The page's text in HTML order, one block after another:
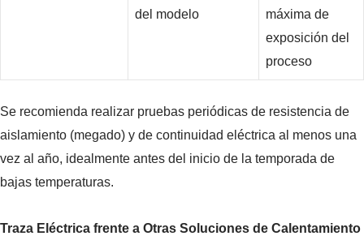
del modelo
máxima de
exposición del
proceso
Se recomienda realizar pruebas periódicas de resistencia de
aislamiento (megado) y de continuidad eléctrica al menos una
vez al año, idealmente antes del inicio de la temporada de
bajas temperaturas.
Traza Eléctrica frente a Otras Soluciones de Calentamiento